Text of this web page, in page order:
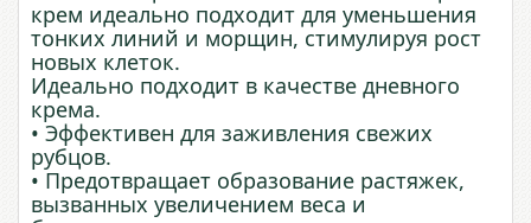
крем идеально подходит для уменьшения
тонких линий и морщин, стимулируя рост
новых клеток.
Идеально подходит в качестве дневного
крема.
• Эффективен для заживления свежих
рубцов.
• Предотвращает образование растяжек,
вызванных увеличением веса и